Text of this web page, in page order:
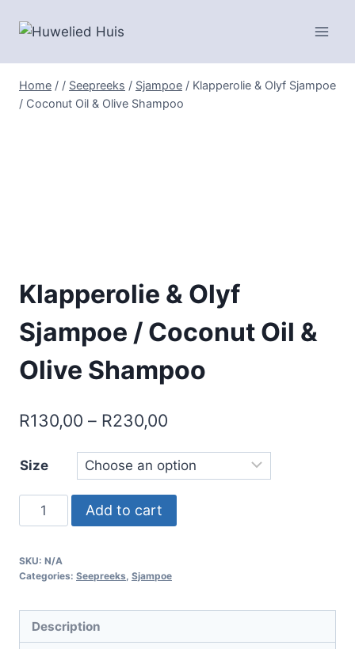
Home / / Seepreeks / Sjampoe / Klapperolie & Olyf Sjampoe
/ Coconut Oil & Olive Shampoo
Klapperolie & Olyf
Sjampoe / Coconut Oil &
Olive Shampoo
R130,00 – R230,00
R130,00
through
R230,00
Size
Klapperolie
&
Sjampoe
Coconut
Oil
Add to cart
SKU: N/A
Categories: Seepreeks Sjampoe
Description